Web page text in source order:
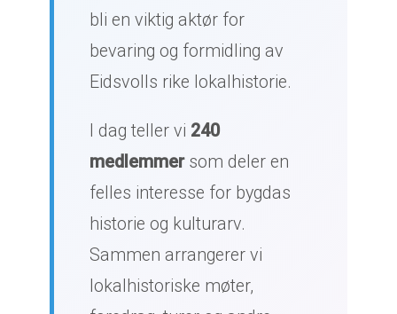
bli en viktig aktør for
bevaring og formidling av
Eidsvolls rike lokalhistorie.
I dag teller vi 240
medlemmersom deler en
felles interesse for bygdas
historie og kulturarv.
Sammen arrangerer vi
lokalhistoriske møter,